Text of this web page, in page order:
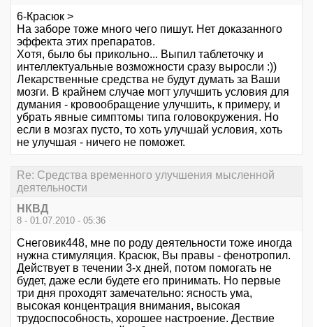
6-Красюк >
На заборе тоже много чего пишут. Нет доказанного
эффекта этих препаратов.
Хотя, было бы прикольно... Выпил таблеточку и
интеллектуальные возможности сразу выросли :))
Лекарственные средства не будут думать за Ваши
мозги. В крайнем случае могт улучшить условия для
думания - кровообращение улучшить, к примеру, и
убрать явные симптомы типа головокружения. Но
если в мозгах пусто, то хоть улучшай условия, хоть
не улучшая - ничего не поможет.
Re: Средства временного улучшения мысленной
деятельности
НКВД
8 - 01.07.2010 - 05:36
Снеговик448, мне по роду деятельности тоже иногда
нужна стимуляция. Красюк, Вы правы - фенотропил.
Действует в течении 3-х дней, потом помогать не
будет, даже если будете его принимать. Но первые
три дня проходят замечательно: ясность ума,
высокая концентрация внимания, высокая
трудоспособность, хорошее настроение. Дествие